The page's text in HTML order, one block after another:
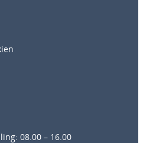
08.00 – 16.00